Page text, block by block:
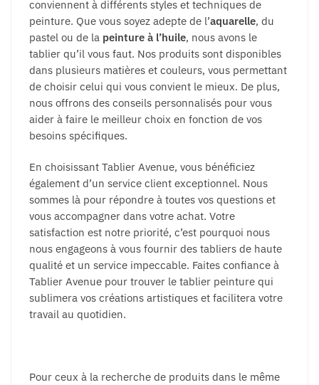
conviennent à différents styles et techniques de
peinture. Que vous soyez adepte de l’aquarelle, du
pastel ou de la peinture à l’huile, nous avons le
tablier qu’il vous faut. Nos produits sont disponibles
dans plusieurs matières et couleurs, vous permettant
de choisir celui qui vous convient le mieux. De plus,
nous offrons des conseils personnalisés pour vous
aider à faire le meilleur choix en fonction de vos
besoins spécifiques.
En choisissant Tablier Avenue, vous bénéficiez
également d’un service client exceptionnel. Nous
sommes là pour répondre à toutes vos questions et
vous accompagner dans votre achat. Votre
satisfaction est notre priorité, c’est pourquoi nous
nous engageons à vous fournir des tabliers de haute
qualité et un service impeccable. Faites confiance à
Tablier Avenue pour trouver le tablier peinture qui
sublimera vos créations artistiques et facilitera votre
travail au quotidien.
Pour ceux à la recherche de produits dans le même